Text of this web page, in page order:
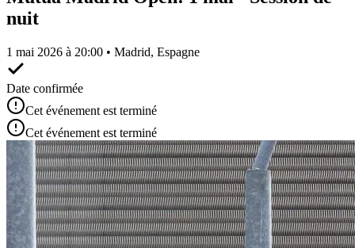
nuit
1 mai 2026 à 20:00 • Madrid, Espagne
Date confirmée
Cet événement est terminé
Cet événement est terminé